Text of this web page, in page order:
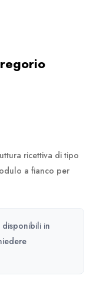
ricettiva di tipo
a fianco per
in